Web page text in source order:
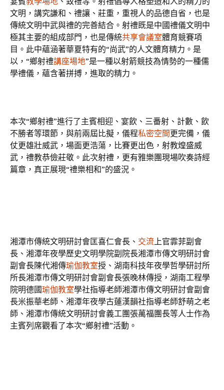
文明，講究謙和、禮讓、莊重，重視人的品德自省，也是
傳統文明中武與禮的完善結合。射禮既是中國禮儀文明中
極其主要的組成部門，也是傳統共享會議室體育競賽項
目。此中蘊涵著華夏特有的“尚武”的人文體育精力。是
以，“鄉射禮講座場地”是一種以射箭競技為情勢的一種儒
學禮儀，蘊含著拼搏，進取的精力。
本次“鄉射禮”進行了主賓相迎、宴飲、三番射、計數、飲
不勝者等環節，與前兩屆比擬，儀程私密空間更完備，儀
仗更雄壯威武，場面更浩蕩，比賽更出色，射教煌盛威
武，禮教恭儉莊敬。此次射禮，更有雅樂團現場吹奏詩經
篇章，真正展現“禮樂相和”的盛況。
湘潭市傳統文明研討會匡喜仁會長、 交流上官霏菲副會
長、湘潭年夜學歷史文明學院副院長湘潭市傳文明研討會
副會長陳代湘傳瑜伽教室授、湖南科技年夜學哲學研討所
所長湘潭市傳文明研討會副會長張晚林傳授，湖南工程學
院明德國瑜伽教室學社指導老師湘潭市傳文明研討會副會
長米振華老師、湘潭年夜學古蓮漢韻社指導老師舒萌之老
師、湘潭市傳統文明研討會義工團張萬福團長等人士作為
主賓列席觀看了本次“鄉射禮”活動。